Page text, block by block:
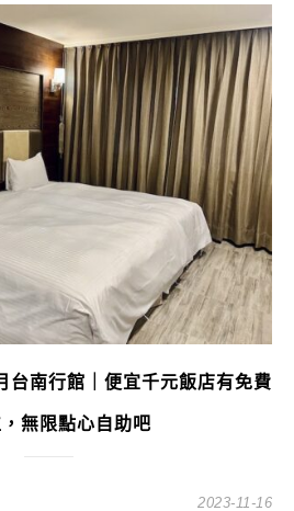
台南行館｜便宜千元飯店有免費
無限點心自助吧
2023-11-16